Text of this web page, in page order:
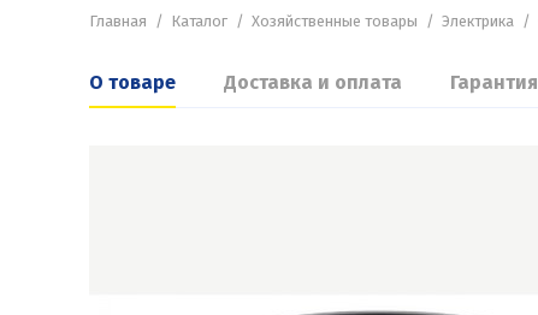
Главная Каталог Хозяйственные товары Электрика
О товаре Доставка и оплата Гарантия